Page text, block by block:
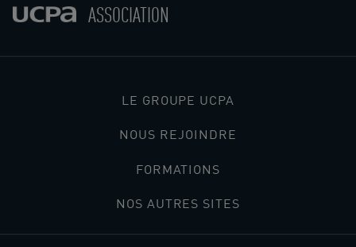
ASSOCIATION
LE GROUPE UCPA
NOUS REJOINDRE
FORMATIONS
NOS AUTRES SITES